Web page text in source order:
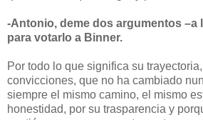
-Antonio, deme dos argumentos –a
para votarlo a Binner.
Por todo lo que significa su
convicciones, que no ha cambiado
siempre el mismo camino, el mismo
honestidad, por su trasparencia y